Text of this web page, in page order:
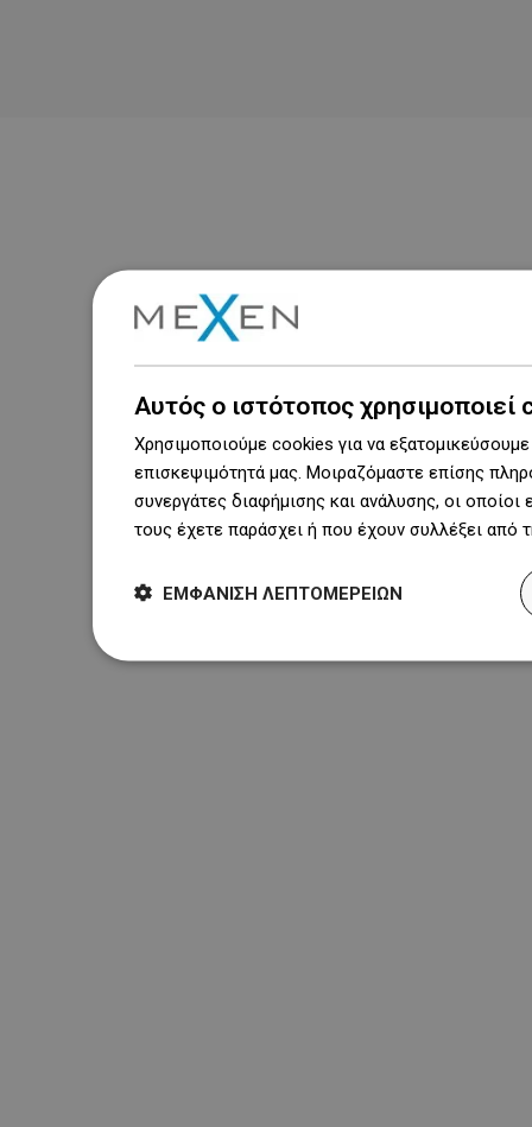
Αυτός ο ιστότοπος χρησιμοποιεί
Χρησιμοποιούμε cookies για να
επισκεψιμότητά μας. Μοιραζόμαστε επίσης
συνεργάτες διαφήμισης και ανάλυσης, οι
τους έχετε παράσχει ή που έχουν συλλέξει
ΕΜΦΆΝΙΣΗ ΛΕΠΤΟΜΕΡΕΙΏΝ